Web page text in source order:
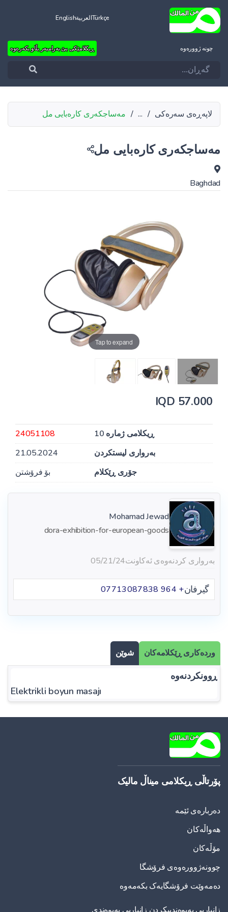
TürkçeالعربيةEnglish
چونه‌ ژووره‌وه‌ ڕیکلامێکی بێ بەرامبەر بڵاو بکەرەوە
لاپەڕەی سەرەکی /
...
/ مەساجکەری کارەبایی مل
مەساجکەری کارەبایی مل
Baghdad
Tap to expand
57.000 IQD
ڕیکلامی ژمارە 10
24051108
بەرواری لیستکردن
21.05.2024
جۆری ڕێکلام
بۆ فرۆشتن
Mohamad Jewad
dora-exhibition-for-european-goods
بەرواری کردنەوەی ئەکاونت05/21/24
گیرفان+ 964 07713087838
وردەکاری ڕێکلامەکان شوێن
ڕوونکردنەوە
Elektrikli boyun masajı
پۆرتاڵی ڕیکلامی میناڵ مالیک
دەربارەی ئێمە
هەواڵەکان
مۆڵەکان
چوونەژوورەوەی فرۆشگا
دەمەوێت فرۆشگایەک بکەمەوە